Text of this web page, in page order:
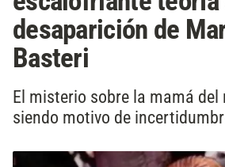
desaparición de
Basteri
El misterio sobre la mamá del
siendo motivo de